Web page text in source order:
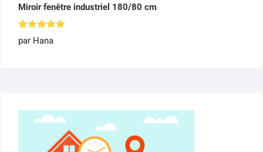
Miroir fenêtre industriel 180/80 cm
Note
sur 5
par Hana